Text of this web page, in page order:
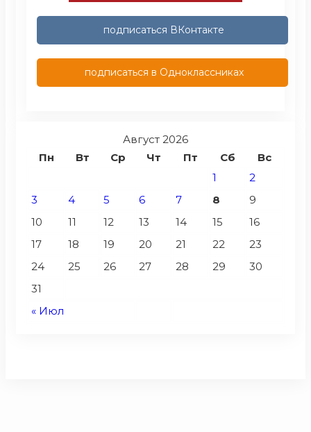
подписаться ВКонтакте
подписаться в Одноклассниках
Август 2026
Пн
Вт Ср Чт Пт Сб Вс
« Июл
1
2
3
4 5 6 7 8
9
10
11 12 13 14 15
16
17
18 19 20 21 22
23
24
25 26 27 28 29
30
31